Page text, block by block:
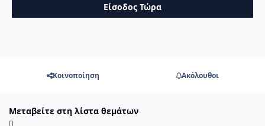
Είσοδος Τώρα
Κοινοποίηση Ακόλουθοι
Μεταβείτε στη λίστα θεμάτων